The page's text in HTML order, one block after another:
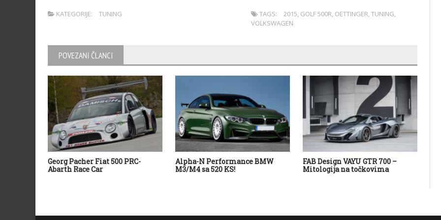
KATEGORIJE: TUNING TAGS: 2015, GOLF 500R, OETTINGER,TUNING,
VOLKSWAGEN
POVEZANI ČLANCI
Georg Pacher Fiat 500 PRC-
Abarth Race Car
Alpha-N Performance BMW
M3/M4 sa 520 KS!
FAB Design VAYU GTR 700 –
Mitologija na točkovima